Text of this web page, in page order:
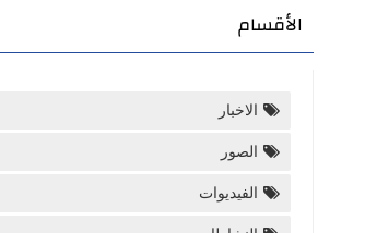
الأقسام
الاخبار
الصور
الفيديوات